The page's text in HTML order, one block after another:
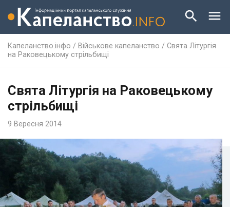
Капеланство.інфо / Військове капеланство / Свята Літургія
на Раковецькому стрільбищі
Свята Літургія на Раковецькому
стрільбищі
9 Вересня 2014